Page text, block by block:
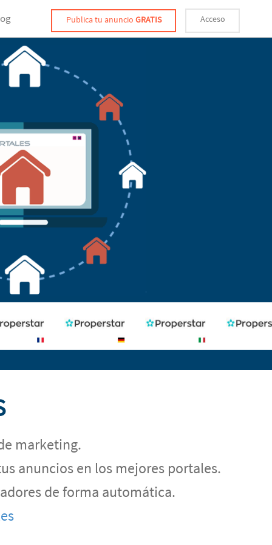
Publica tu anuncio GRATIS Acceso
marketing.
anuncios en los mejores portales.
de forma automática.